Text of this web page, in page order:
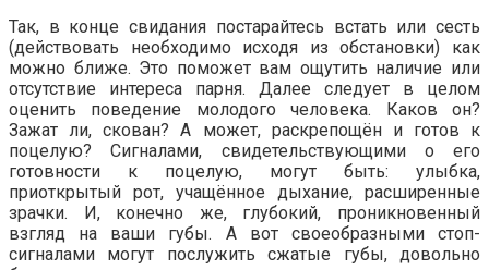
Так, в конце свидания постарайтесь встать или сесть
(действовать необходимо исходя из обстановки) как
можно ближе. Это поможет вам ощутить наличие или
отсутствие интереса парня. Далее следует в целом
оценить поведение молодого человека. Каков он?
Зажат ли, скован? А может, раскрепощён и готов к
поцелую? Сигналами, свидетельствующими о его
готовности к поцелую, могут быть: улыбка,
приоткрытый рот, учащённое дыхание, расширенные
зрачки. И, конечно же, глубокий, проникновенный
взгляд на ваши губы. А вот своеобразными стоп-
сигналами могут послужить сжатые губы, довольно